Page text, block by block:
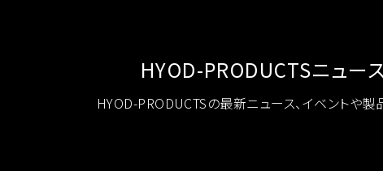
HYOD-PRODUCTSニュー
HYOD-PRODUCTSの最新ニュース、イベントや